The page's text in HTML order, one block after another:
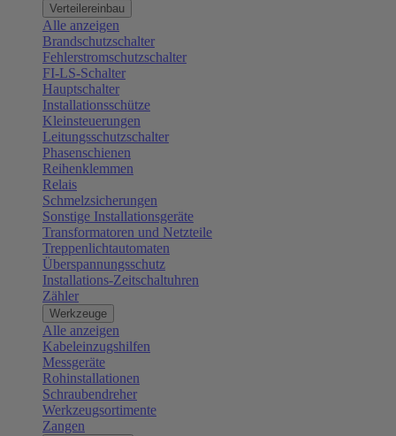
Verteilereinbau
Alle anzeigen
Brandschutzschalter
Fehlerstromschutzschalter
FI-LS-Schalter
Hauptschalter
Installationsschütze
Kleinsteuerungen
Leitungsschutzschalter
Phasenschienen
Reihenklemmen
Relais
Schmelzsicherungen
Sonstige Installationsgeräte
Transformatoren und Netzteile
Treppenlichtautomaten
Überspannungsschutz
Installations-Zeitschaltuhren
Zähler
Werkzeuge
Alle anzeigen
Kabeleinzugshilfen
Messgeräte
Rohinstallationen
Schraubendreher
Werkzeugsortimente
Zangen